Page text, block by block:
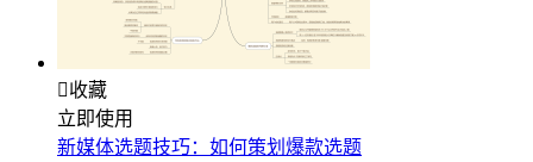
收藏
立即使用
新媒体选题技巧：如何策划爆款选题